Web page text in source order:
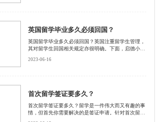
英国留学毕业多久必须回国？
英国留学毕业多久必须回国？英国注重留学生管理，
其对留学生回国相关规定亦很明确。下面，启德小编
2023-06-16
首次留学签证要多久？
首次留学签证要多久？留学是一件伟大而又有趣的事
情，但首先你需要解决的是签证申请。针对首次留学